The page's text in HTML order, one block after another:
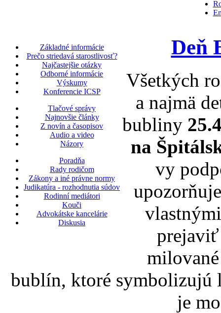
Základné informácie
Prečo striedavá starostlivosť?
Najčastejšie otázky
Odborné informácie
Výskumy
Konferencie ICSP
Tlačové správy
Najnovšie články
Z novín a časopisov
Audio a video
Názory
Poradňa
Rady rodičom
Zákony a iné právne normy
Judikatúra - rozhodnutia súdov
Rodinní mediátori
Kouči
Advokátske kancelárie
Diskusia
Deň
Všetkých
a najmä
bubliny
na
vy
bublín, ktoré symbolizujú
je